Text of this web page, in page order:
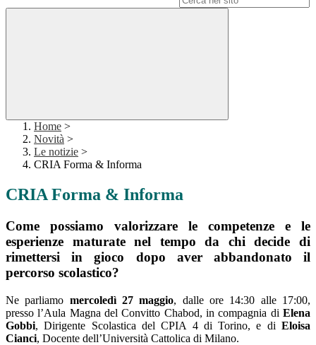
Home >
Novità >
Le notizie >
CRIA Forma & Informa
CRIA Forma & Informa
Come possiamo valorizzare le competenze e le
esperienze maturate nel tempo da chi decide di
rimettersi in gioco dopo aver abbandonato il
percorso scolastico?
Ne parliamo mercoledì 27 maggio, dalle ore 14:30 alle 17:00,
presso l’Aula Magna del Convitto Chabod, in compagnia di Elena
Gobbi, Dirigente Scolastica del CPIA 4 di Torino, e di Eloisa
Cianci, Docente dell’Università Cattolica di Milano.